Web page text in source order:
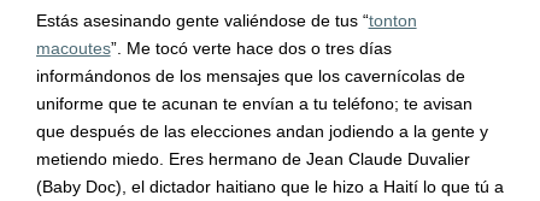
Estás asesinando gente valiéndose de tus “tonton
macoutes”. Me tocó verte hace dos o tres días
informándonos de los mensajes que los cavernícolas de
uniforme que te acunan te envían a tu teléfono; te avisan
que después de las elecciones andan jodiendo a la gente y
metiendo miedo. Eres hermano de Jean Claude Duvalier
(Baby Doc), el dictador haitiano que le hizo a Haití lo que tú a